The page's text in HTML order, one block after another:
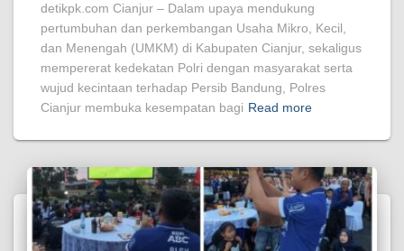
detikpk.com ‎‎Cianjur – Dalam upaya mendukung
pertumbuhan dan perkembangan Usaha Mikro, Kecil,
dan Menengah (UMKM) di Kabupaten Cianjur, sekaligus
mempererat kedekatan Polri dengan masyarakat serta
wujud kecintaan terhadap Persib Bandung, Polres
Cianjur membuka kesempatan bagi Read more